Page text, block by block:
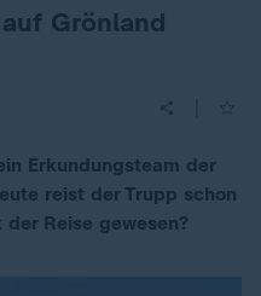
Grönland
Erkundungsteam der
reist der Trupp schon
Reise gewesen?